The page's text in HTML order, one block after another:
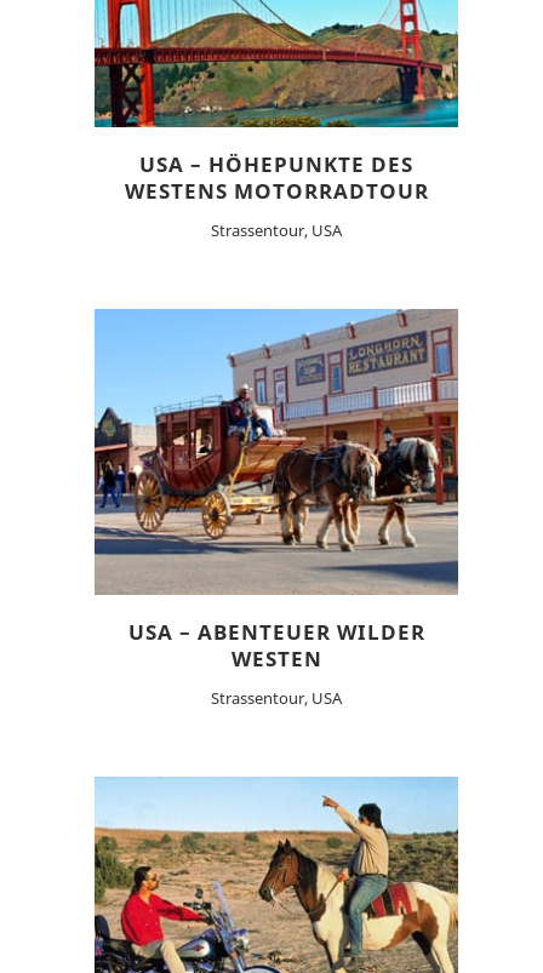
USA – HÖHEPUNKTE DES
WESTENS MOTORRADTOUR
Strassentour, USA
USA – ABENTEUER WILDER
WESTEN
Strassentour, USA